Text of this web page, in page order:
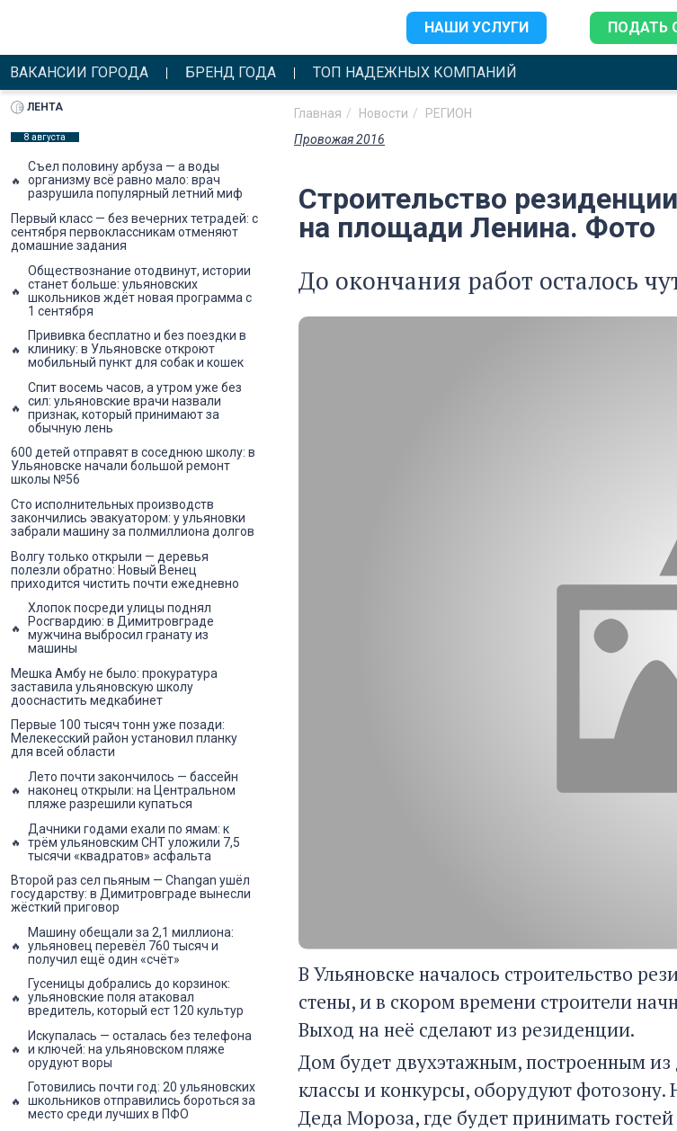
НАШИ УСЛУГИ ПОДАТЬ
ВАКАНСИИ ГОРОДА БРЕНД ГОДА ТОП НАДЕЖНЫХ КОМПАНИЙ
Главная Новости РЕГИОН
Провожая 2016
Строительство
на площади Ленина. Фото
До окончания работ осталось
В Ульяновске началось строительство
стены, и в скором времени строители
Выход на неё сделают из резиденции.
Дом будет двухэтажным, построенным из
классы и конкурсы, оборудуют
Деда Мороза, где будет принимать
ЛЕНТА
8 августа
Съел половину арбуза — а воды
организму всё равно мало: врач
разрушила популярный летний миф
Первый класс — без вечерних тетрадей: с
сентября первоклассникам отменяют
домашние задания
Обществознание отодвинут, истории
станет больше: ульяновских
школьников ждёт новая программа с
1 сентября
Прививка бесплатно и без поездки в
клинику: в Ульяновске откроют
мобильный пункт для собак и кошек
Спит восемь часов, а утром уже без
сил: ульяновские врачи назвали
признак, который принимают за
обычную лень
600 детей отправят в соседнюю школу: в
Ульяновске начали большой ремонт
школы №56
Сто исполнительных производств
закончились эвакуатором: у ульяновки
забрали машину за полмиллиона долгов
Волгу только открыли — деревья
полезли обратно: Новый Венец
приходится чистить почти ежедневно
Хлопок посреди улицы поднял
Росгвардию: в Димитровграде
мужчина выбросил гранату из
машины
Мешка Амбу не было: прокуратура
заставила ульяновскую школу
дооснастить медкабинет
Первые 100 тысяч тонн уже позади:
Мелекесский район установил планку
для всей области
Лето почти закончилось — бассейн
наконец открыли: на Центральном
пляже разрешили купаться
Дачники годами ехали по ямам: к
трём ульяновским СНТ уложили 7,5
тысячи «квадратов» асфальта
Второй раз сел пьяным — Changan ушёл
государству: в Димитровграде вынесли
жёсткий приговор
Машину обещали за 2,1 миллиона:
ульяновец перевёл 760 тысяч и
получил ещё один «счёт»
Гусеницы добрались до корзинок:
ульяновские поля атаковал
вредитель, который ест 120 культур
Искупалась — осталась без телефона
и ключей: на ульяновском пляже
орудуют воры
Готовились почти год: 20 ульяновских
школьников отправились бороться за
место среди лучших в ПФО